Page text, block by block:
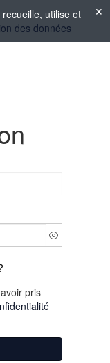
utilise et
des données
pris